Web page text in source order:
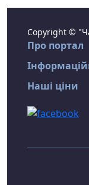
Copyright ©
Про портал
Наші ціни